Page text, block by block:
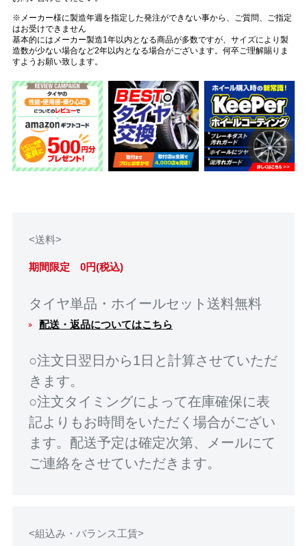
※メーカー様に製造年週を指定した発注ができない事から、ご質問、ご指定
はお受けできません
基本的にはメーカー製造1年以内となる商品が多数ですが、サイズにより製
造数が少ない場合など2年以内となる場合がございます。何卒ご理解賜りま
すようお願い致します。
<送料>
期間限定 0円(税込)
タイヤ単品・ホイールセット送料無料
配送・返品についてはこちら
○注文日翌日から1日と計算させていただ
きます。
○注文タイミングによって在庫確保に表
記よりもお時間をいただく場合がござい
ます。配送予定は確定次第、メールにて
ご連絡をさせていただきます。
<組込み・バランス工賃>